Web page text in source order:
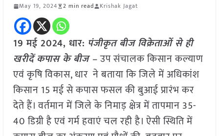
May 19, 2024 2 min read Krishak Jagat
19 मई 2024, धार: पंजीकृत बीज विक्रेताओं से ही
खरीदें कपास के बीज –उप संचालक किसान कल्याण
एवं कृषि विकास, धार ने बताया कि जिले में अधिकांश
किसान 15 मई से कपास फसल की बुआई प्रारंभ कर
देते हैं। वर्तमान में जिले के निमाड़ क्षेत्र में तापमान 35-
40 डिग्री है एवं गर्म हवाएं चल रही है। ऐसी स्थिति में